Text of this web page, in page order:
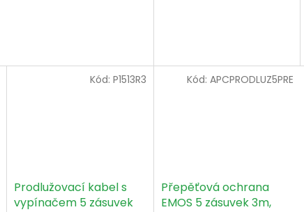
Prodlužovací kabel s
vypínačem 5 zásuvek
Kód: P1513R3
Přepěťová ochrana
EMOS 5 zásuvek 3m,
Kód:APCPRODLUZ5PRE